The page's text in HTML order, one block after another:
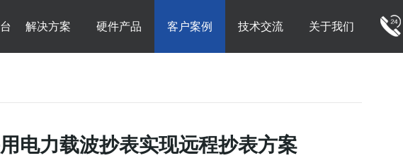
解决方案 硬件产品 客户案例 技术交流 关于我们
电力载波抄表实现远程抄表方案